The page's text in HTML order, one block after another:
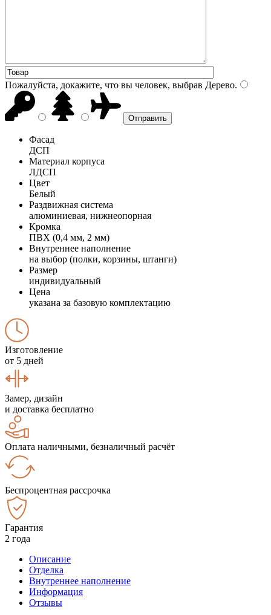
Пожалуйста, докажите, что вы человек, выбрав Дерево.
Фасад
ДСП
Материал корпуса
ЛДСП
Цвет
Белый
Раздвижная система
алюминиевая, нижнеопорная
Кромка
ПВХ (0,4 мм, 2 мм)
Внутреннее наполнение
на выбор (полки, корзины, штанги)
Размер
индивидуальный
Цена
указана за базовую комплектацию
Изготовление
от 5 дней
Замер, дизайн
и доставка бесплатно
Оплата наличными, безналичный расчёт
Беспроцентная рассрочка
Гарантия
2 года
Описание
Отделка
Внутреннее наполнение
Информация
Отзывы